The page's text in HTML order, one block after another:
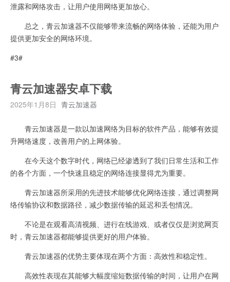
泄露和网络攻击，让用户使用网络更加放心。
总之，青云加速器不仅能够带来流畅的网络体验，还能为用户
提供更加安全的网络环境。
#3#
青云加速器安卓下载
2025年1月8日 青云加速器
青云加速器是一款以加速网络为目标的软件产品，能够有效提
升网络速度，改善用户的上网体验。
在今天这个数字时代，网络已经渗透到了我们日常生活和工作
的各个方面，一个快速且稳定的网络连接显得尤为重要。
青云加速器所采用的先进技术能够优化网络连接，通过调整网
络传输协议和数据路径，减少数据传输的延迟和丢包情况。
不论是在观看高清视频、进行在线游戏、或者仅仅是浏览网页
时，青云加速器都能够提供更好的用户体验。
青云加速器的优势主要体现在两个方面：高效性和稳定性。
高效性表现在其能够大幅度缩短数据传输的时间，让用户在网